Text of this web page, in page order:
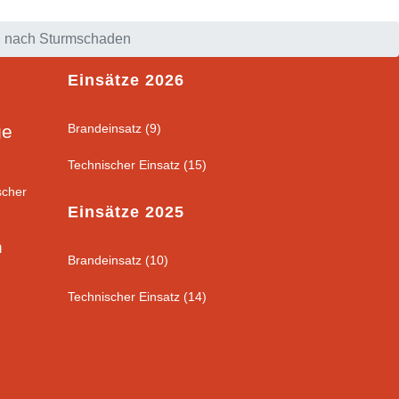
Sturmschaden
Einsätze 2026
Brandeinsatz (9)
Technischer Einsatz (15)
Einsätze 2025
Brandeinsatz (10)
Technischer Einsatz (14)